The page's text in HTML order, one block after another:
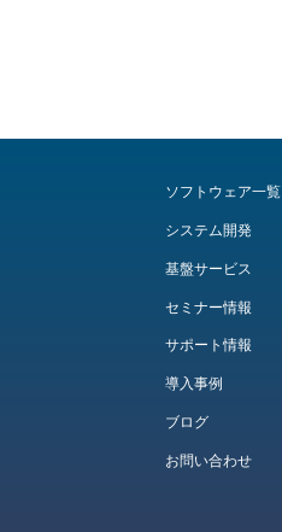
ソフトウェア一覧
システム開発
基盤サービス
セミナー情報
サポート情報
導入事例
ブログ
お問い合わせ